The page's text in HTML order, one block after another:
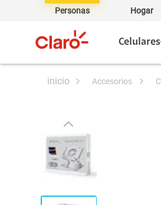
Personas Hogar
Celulares
accesorios